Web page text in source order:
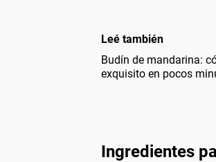
Leé también
Budín de mandarina:
exquisito en pocos
Ingredientes